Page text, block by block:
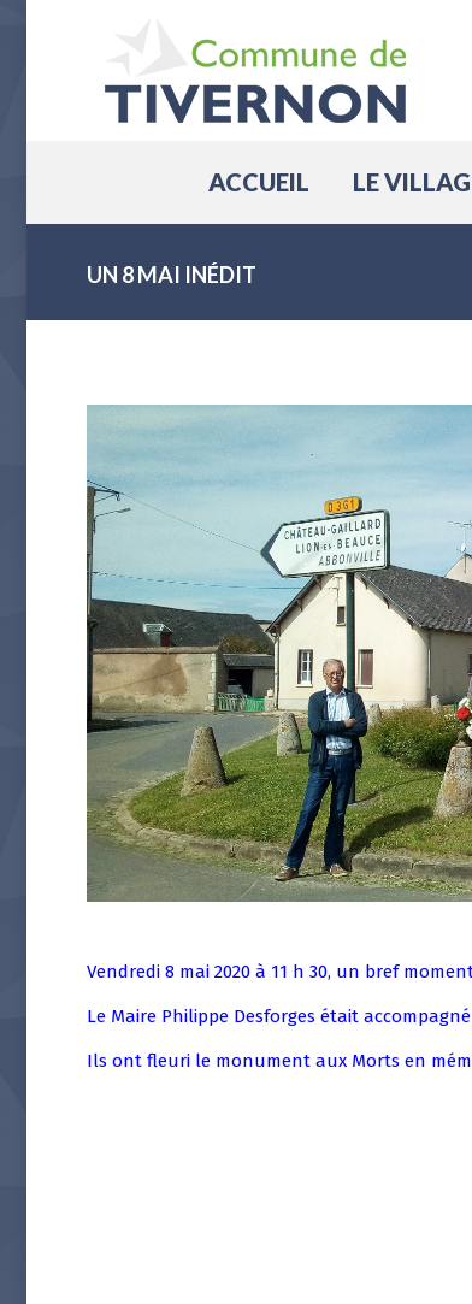
ACCUEIL LE
UN 8 MAI INÉDIT
Vendredi 8 mai 2020 à 11 h 30, un bref
Le Maire Philippe Desforges était
Ils ont fleuri le monument aux Morts en